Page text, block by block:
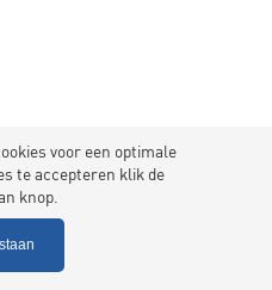
voor een optimale
te accepteren klik de
knop.